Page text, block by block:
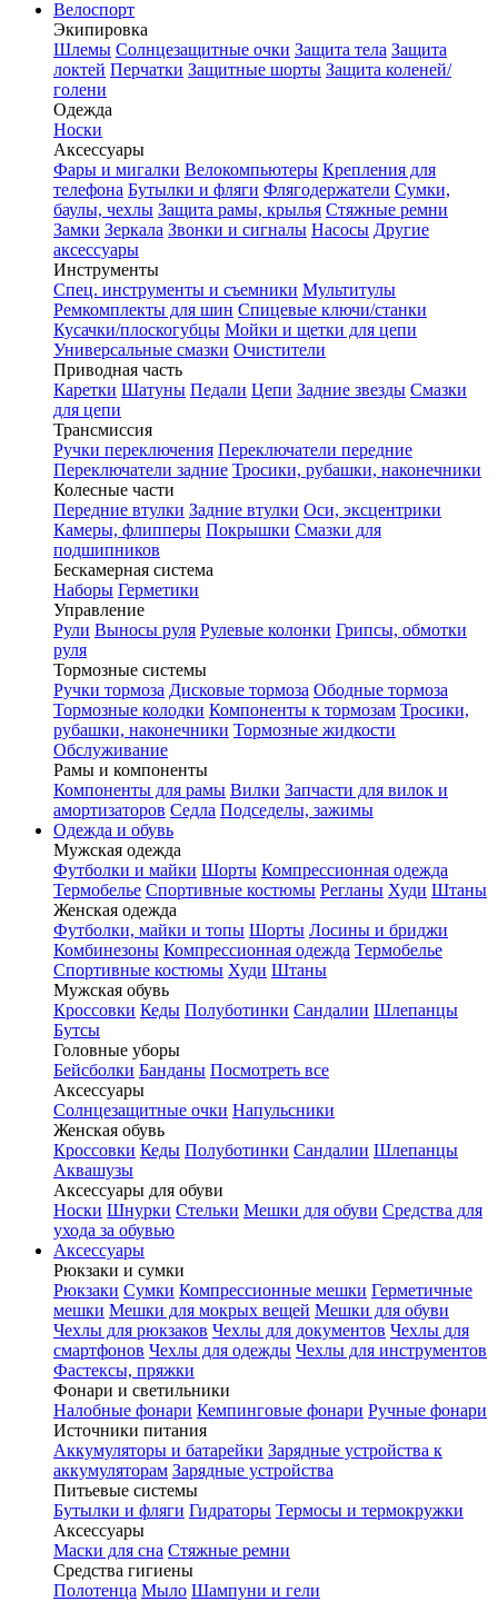
Велоспорт
Экипировка
Шлемы Солнцезащитные очки Защита тела Защита
локтей Перчатки Защитные шорты Защита коленей/
голени
Одежда
Носки
Аксессуары
Фары и мигалки Велокомпьютеры Крепления для
телефона Бутылки и фляги Флягодержатели Сумки,
баулы, чехлы Защита рамы, крылья Стяжные ремни
Замки Зеркала Звонки и сигналы Насосы Другие
аксессуары
Инструменты
Спец. инструменты и съемники Мультитулы
Ремкомплекты для шин Спицевые ключи/станки
Кусачки/плоскогубцы Мойки и щетки для цепи
Универсальные смазки Очистители
Приводная часть
Каретки Шатуны Педали Цепи Задние звезды Смазки
для цепи
Трансмиссия
Ручки переключения Переключатели передние
Переключатели задние Тросики, рубашки, наконечники
Колесные части
Передние втулки Задние втулки Оси, эксцентрики
Камеры, флипперы Покрышки Смазки для
подшипников
Бескамерная система
Наборы Герметики
Управление
Рули Выносы руля Рулевые колонки Грипсы, обмотки
руля
Тормозные системы
Ручки тормоза Дисковые тормоза Ободные тормоза
Тормозные колодки Компоненты к тормозам Тросики,
рубашки, наконечники Тормозные жидкости
Обслуживание
Рамы и компоненты
Компоненты для рамы Вилки Запчасти для вилок и
амортизаторов Седла Подседелы, зажимы
Одежда и обувь
Мужская одежда
Футболки и майки Шорты Компрессионная одежда
Термобелье Спортивные костюмы Регланы Худи Штаны
Женская одежда
Футболки, майки и топы Шорты Лосины и бриджи
Комбинезоны Компрессионная одежда Термобелье
Спортивные костюмы Худи Штаны
Мужская обувь
Кроссовки Кеды Полуботинки Сандалии Шлепанцы
Бутсы
Головные уборы
Бейсболки Банданы Посмотреть все
Аксессуары
Солнцезащитные очки Напульсники
Женская обувь
Кроссовки Кеды Полуботинки Сандалии Шлепанцы
Аквашузы
Аксессуары для обуви
Носки Шнурки Стельки Мешки для обуви Средства для
ухода за обувью
Аксессуары
Рюкзаки и сумки
Рюкзаки Сумки Компрессионные мешки Герметичные
мешки Мешки для мокрых вещей Мешки для обуви
Чехлы для рюкзаков Чехлы для документов Чехлы для
смартфонов Чехлы для одежды Чехлы для инструментов
Фастексы, пряжки
Фонари и светильники
Налобные фонари Кемпинговые фонари Ручные фонари
Источники питания
Аккумуляторы и батарейки Зарядные устройства к
аккумуляторам Зарядные устройства
Питьевые системы
Бутылки и фляги Гидраторы Термосы и термокружки
Аксессуары
Маски для сна Стяжные ремни
Средства гигиены
Полотенца Мыло Шампуни и гели